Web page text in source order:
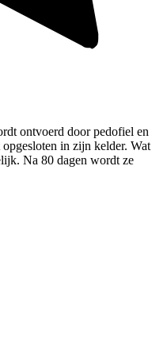
ontvoerd door pedofiel en
in zijn kelder. Wat
Na 80 dagen wordt ze